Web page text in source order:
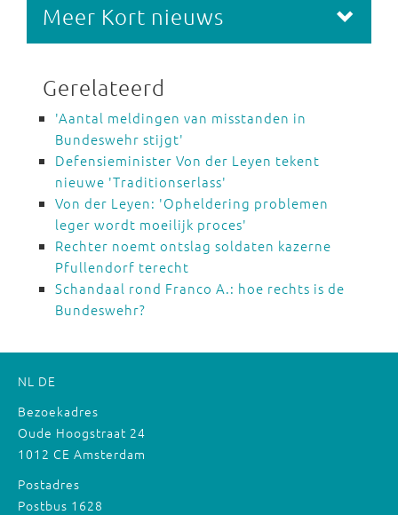
Meer Kort nieuws
Gerelateerd
'Aantal meldingen van misstanden in
Bundeswehr stijgt'
Defensieminister Von der Leyen tekent
nieuwe 'Traditionserlass'
Von der Leyen: 'Opheldering problemen
leger wordt moeilijk proces'
Rechter noemt ontslag soldaten kazerne
Pfullendorf terecht
Schandaal rond Franco A.: hoe rechts is de
Bundeswehr?
NL DE
Bezoekadres
Oude Hoogstraat 24
1012 CE Amsterdam
Postadres
Postbus 1628